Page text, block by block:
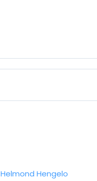
Helmond Hengelo